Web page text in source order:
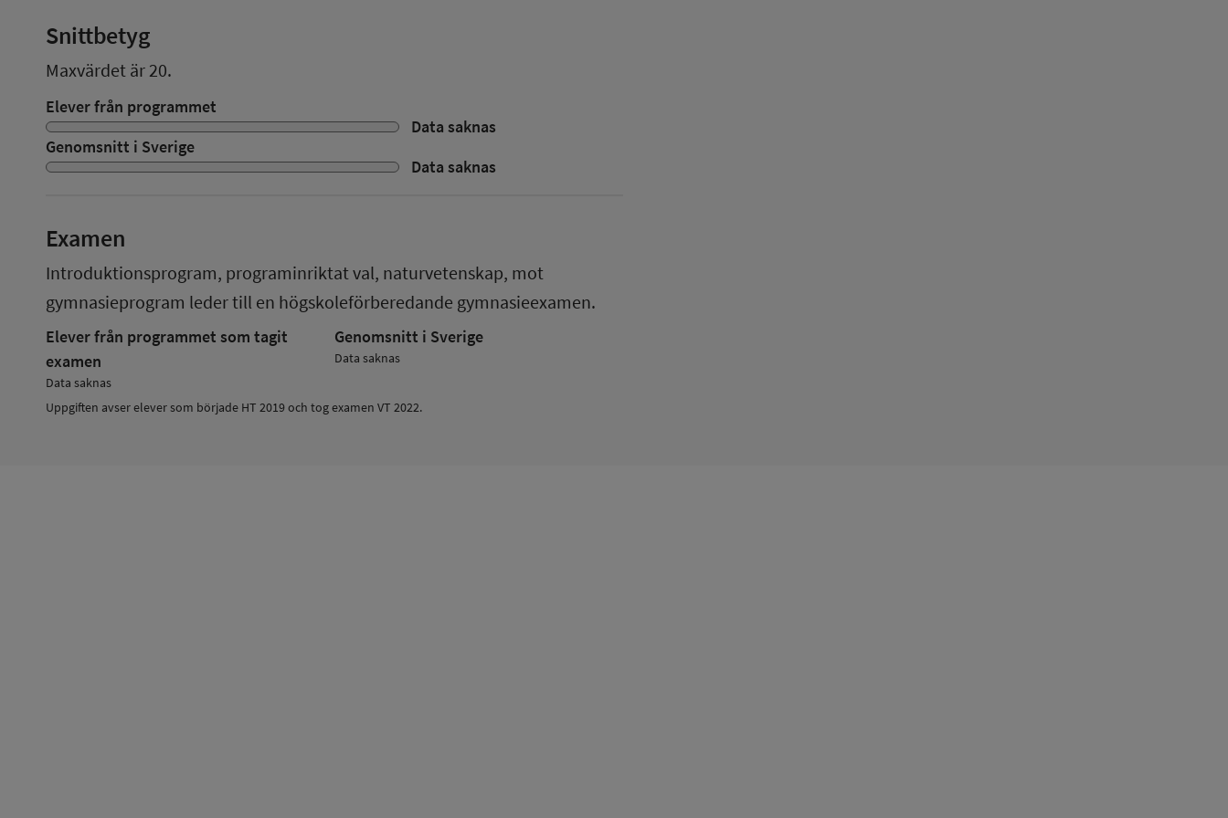
Snittbetyg
Maxvärdet är 20.
Elever från programmet
Data saknas
Genomsnitt i Sverige
Data saknas
Examen
Introduktionsprogram, programinriktat val, naturvetenskap, mot
gymnasieprogram leder till en högskoleförberedande gymnasieexamen.
Elever från programmet som tagit
examen
Data saknas
Genomsnitt i Sverige
Data saknas
Uppgiften avser elever som började HT 2019 och tog examen VT 2022.